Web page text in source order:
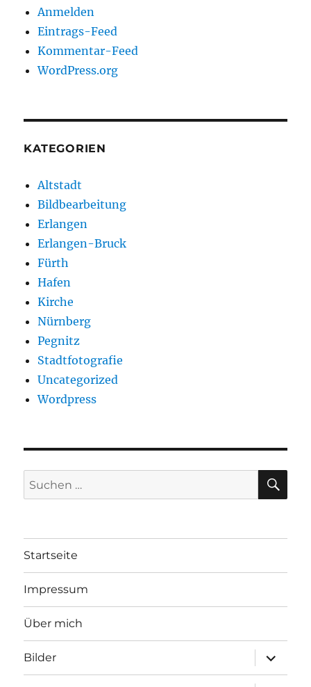
Anmelden
Eintrags-Feed
Kommentar-Feed
WordPress.org
KATEGORIEN
Altstadt
Bildbearbeitung
Erlangen
Erlangen-Bruck
Fürth
Hafen
Kirche
Nürnberg
Pegnitz
Stadtfotografie
Uncategorized
Wordpress
Suchen
nach:
Startseite
Impressum
Über mich
Bilder
öffnen